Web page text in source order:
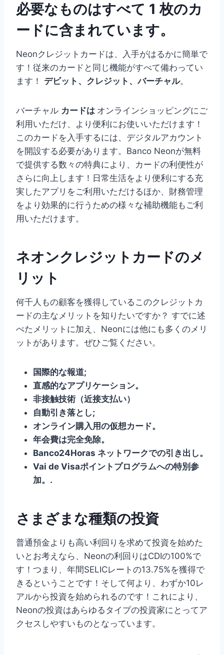
必要なものはすべて 1 枚のカ
ードに含まれています。
Neonクレジットカードは、入手がはるかに簡単で
す！従来のカードと同じ機能がすべて備わってい
ます！ デビット、クレジット、バーチャル。
バーチャル カードは オンラインショッピングにご
利用いただけ、より便利にお使いいただけます！
このカードを入手するには、デジタルアカウント
を開設する必要があります。Banco Neonが無料
で提供する数々の特典により、カードの利便性が
さらに向上します！日常生活をより便利にする充
実したアプリをご利用いただけるほか、財務管理
をより効果的に行うための様々な補助機能もご利
用いただけます。
ネオンクレジットカードのメ
リット
何千人もの顧客を獲得しているこのクレジットカ
ードの主なメリットを知りたいですか？ すでに述
べたメリットに加え、Neonには他にも多くのメリ
ットがあります。ぜひご覧ください。
国際的な報道;
直感的なアプリケーション。
非接触技術（近接支払い）
自動引き落とし;
オンライン購入用の仮想カード。
年会費は完全免除。
Banco24Horas ネットワークでの引き出し。
Vai de Visaポイントプログラムへの特別参
加。.
さまざまな種類の投資
普通預金よりも高い利回りを求めて投資を始めた
いとお考えなら、Neonの利回りはCDIの100%で
す！つまり、年間SELICレートの13.75%を獲得で
きるということです！そして何より、わずか10レ
アルから投資を始められるのです！これにより、
Neonの投資はあらゆるタイプの投資家にとってア
クセスしやすいものとなっています。